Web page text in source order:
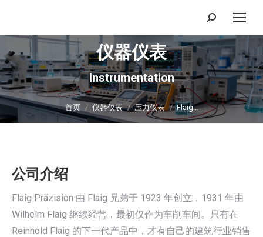
搜
索：
仪器仪表
Instrumentation
你在这里：
首页 仪器仪表 压力仪表 Flaig…
公司介绍
Flaig Präzision 由 Flaig 兄弟于 1923 年创立，1931 年由
Wilhelm Flaig 继续经营，最初仅作为车削车间。只有在
Reinhold Flaig 的下一代产品中，才有自己的建筑行业销售